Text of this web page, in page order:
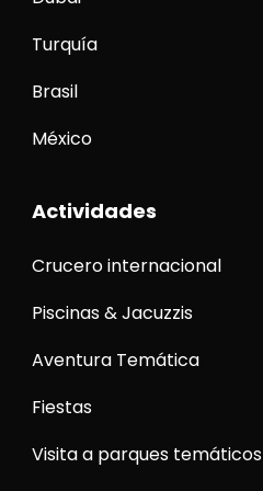
Turquía
Brasil
México
Actividades
Crucero internacional
Piscinas & Jacuzzis
Aventura Temática
Fiestas
Visita a parques temáticos